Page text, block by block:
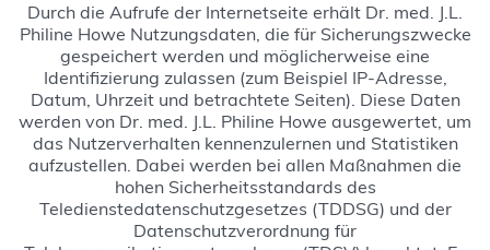
Durch die Aufrufe der Internetseite erhält Dr. med. J.L.
Philine Howe Nutzungsdaten, die für Sicherungszwecke
gespeichert werden und möglicherweise eine
Identifizierung zulassen (zum Beispiel IP-Adresse,
Datum, Uhrzeit und betrachtete Seiten). Diese Daten
werden von Dr. med. J.L. Philine Howe ausgewertet, um
das Nutzerverhalten kennenzulernen und Statistiken
aufzustellen. Dabei werden bei allen Maßnahmen die
hohen Sicherheitsstandards des
Teledienstedatenschutzgesetzes (TDDSG) und der
Datenschutzverordnung für